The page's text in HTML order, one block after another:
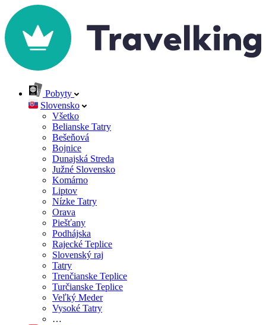
Pobyty
Slovensko
Všetko
Belianske Tatry
Bešeňová
Bojnice
Dunajská Streda
Južné Slovensko
Komárno
Liptov
Nízke Tatry
Orava
Piešťany
Podhájska
Rajecké Teplice
Slovenský raj
Tatry
Trenčianske Teplice
Turčianske Teplice
Veľký Meder
Vysoké Tatry
…